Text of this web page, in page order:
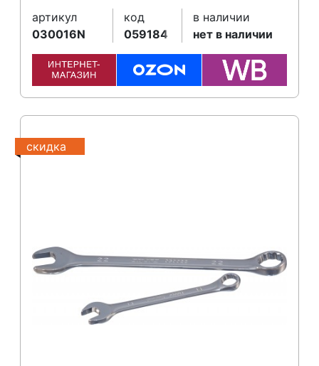
артикул
030016N
код
059184
в наличии
нет в наличии
скидка